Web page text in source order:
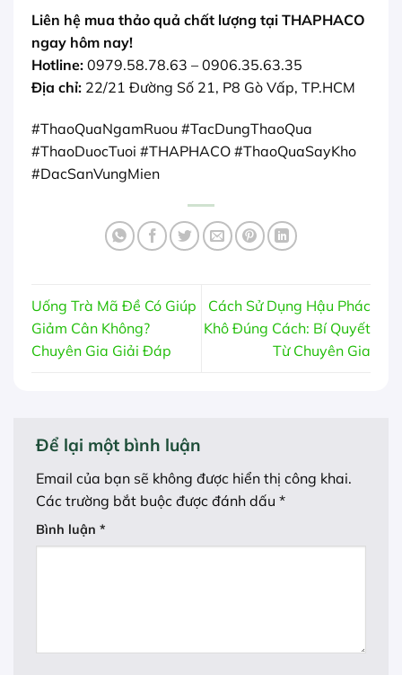
Liên hệ mua thảo quả chất lượng tại THAPHACO
ngay hôm nay!
Hotline: 0979.58.78.63 – 0906.35.63.35
Địa chỉ: 22/21 Đường Số 21, P8 Gò Vấp, TP.HCM
#ThaoQuaNgamRuou #TacDungThaoQua
#ThaoDuocTuoi #THAPHACO #ThaoQuaSayKho
#DacSanVungMien
Uống Trà Mã Đề Có Giúp
Giảm Cân Không?
Chuyên Gia Giải Đáp
Cách Sử Dụng Hậu Phác
Khô Đúng Cách: Bí Quyết
Từ Chuyên Gia
Để lại một bình luận
Email của bạn sẽ không được hiển thị công khai.
Các trường bắt buộc được đánh dấu *
Bình luận *